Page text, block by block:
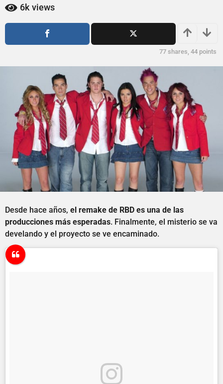
ñ
s
s
6k views
77 shares, 44 points
Desde hace años, el remake de RBD es una de las
producciones más esperadas. Finalmente, el misterio se va
develando y el proyecto se ve encaminado.